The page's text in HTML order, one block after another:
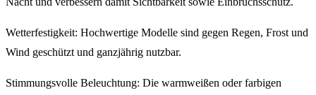
Wetterfestigkeit: Hochwertige Modelle sind gegen Regen, Frost und
Wind geschützt und ganzjährig nutzbar.
Stimmungsvolle Beleuchtung: Die warmweißen oder farbigen